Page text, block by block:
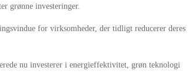
grønne investeringer.
for virksomheder, der tidligt reducerer deres
nu investerer i energieffektivitet, grøn teknologi